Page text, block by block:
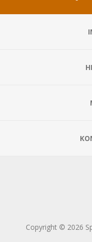
Copyright © 2026